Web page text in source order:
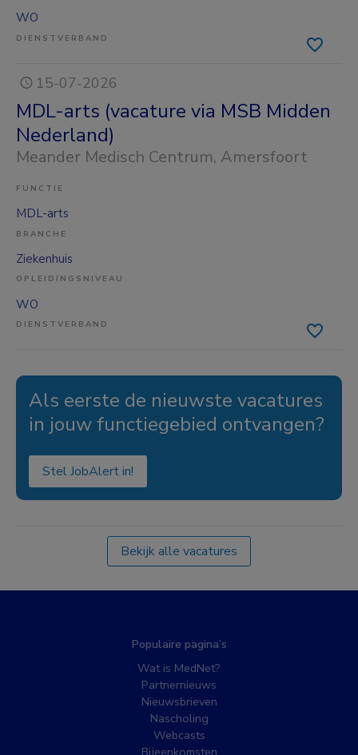
WO
DIENSTVERBAND
15-07-2026
MDL-arts (vacature via MSB Midden
Nederland)
Meander Medisch Centrum, Amersfoort
FUNCTIE
MDL-arts
BRANCHE
Ziekenhuis
OPLEIDINGSNIVEAU
WO
DIENSTVERBAND
Als eerste de nieuwste vacatures
in jouw functiegebied ontvangen?
Stel JobAlert in!
Bekijk alle vacatures
Populaire pagina’s
Wat is MedNet?
Partnernieuws
Nieuwsbrieven
Nascholing
Webcasts
Bijeenkomsten